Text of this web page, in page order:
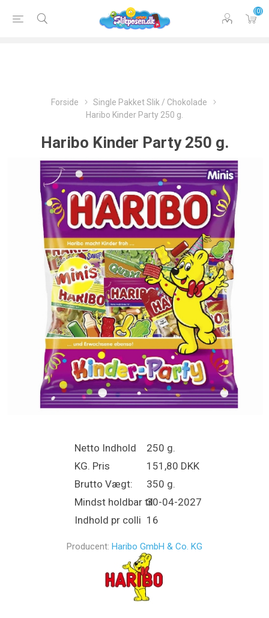
(0)
Forside
Single Pakket Slik / Chokolade
Haribo Kinder Party 250 g.
Haribo Kinder Party 250 g.
Netto Indhold
250 g.
KG. Pris
151,80 DKK
Brutto Vægt:
350 g.
Mindst holdbar til30-04-2027
Indhold pr colli 16
Producent: Haribo GmbH & Co. KG